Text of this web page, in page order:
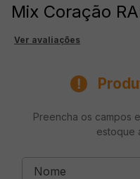
Mix Coração
Ver avaliações
Preencha os campos
estoque